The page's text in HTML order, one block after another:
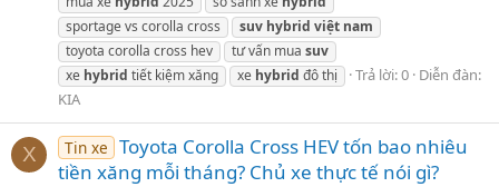
sportage vs corolla cross
suv hybrid việt nam
toyota corolla cross hev
tư vấn mua suv
xe hybrid tiết kiệm xăng xe hybrid đô thị Trả lời: 0 Diễn đàn:
KIA
X Tin xe Toyota Corolla Cross HEV tốn bao nhiêu
tiền xăng mỗi tháng? Chủ xe thực tế nói gì?